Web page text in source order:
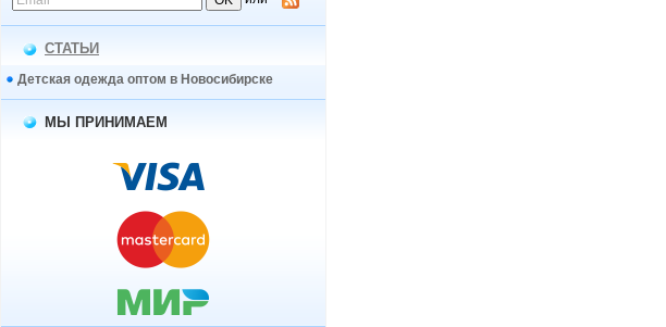
СТАТЬИ
Детская одежда оптом в Новосибирске
МЫ ПРИНИМАЕМ